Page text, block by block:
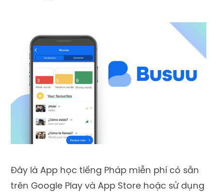
Đây là App học tiếng Pháp miễn phí có sẵn
trên Google Play và App Store hoặc sử dụng